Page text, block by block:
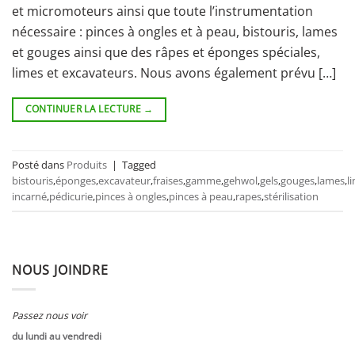
et micromoteurs ainsi que toute l’instrumentation
nécessaire : pinces à ongles et à peau, bistouris, lames
et gouges ainsi que des râpes et éponges spéciales,
limes et excavateurs. Nous avons également prévu […]
CONTINUER LA LECTURE →
Posté dans Produits | Tagged
bistouris,éponges,excavateur,fraises,gamme,gehwol,gels,gouges,lames,
incarné,pédicurie,pinces à ongles,pinces à peau,rapes,stérilisation
NOUS JOINDRE
Passez nous voir
du lundi au vendredi